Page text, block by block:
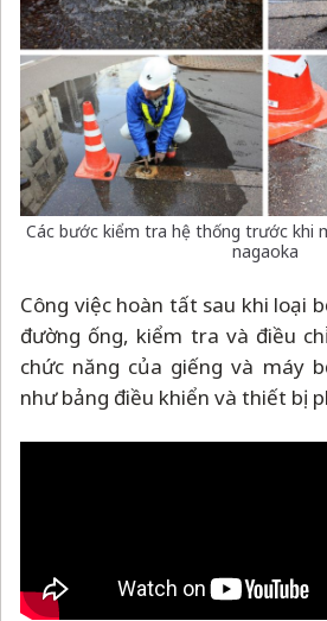
Các bước kiểm tra hệ thống trước khi
nagaoka
Công việc hoàn tất sau khi loại
đường ống, kiểm tra và điều
chức năng của giếng và máy
như bảng điều khiển và thiết bị